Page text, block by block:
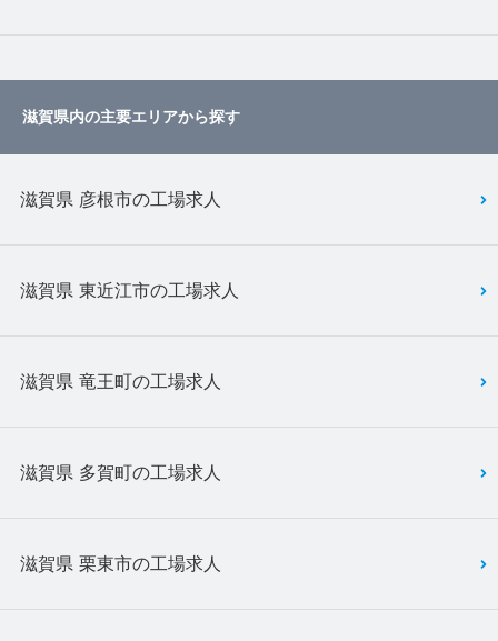
滋賀県内の主要エリアから探す
滋賀県 彦根市の工場求人
滋賀県 東近江市の工場求人
滋賀県 竜王町の工場求人
滋賀県 多賀町の工場求人
滋賀県 栗東市の工場求人